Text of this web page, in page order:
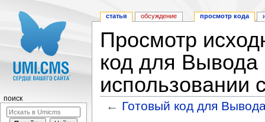
Просмотр
код для
использовании
← Готовый код для
статья обсуждение просмотр кода
поиск